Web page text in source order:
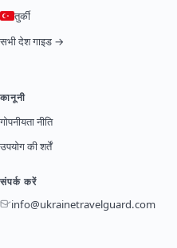
तुर्की
सभी देश गाइड →
कानूनी
गोपनीयता नीति
उपयोग की शर्तें
संपर्क करें
info@ukrainetravelguard.com